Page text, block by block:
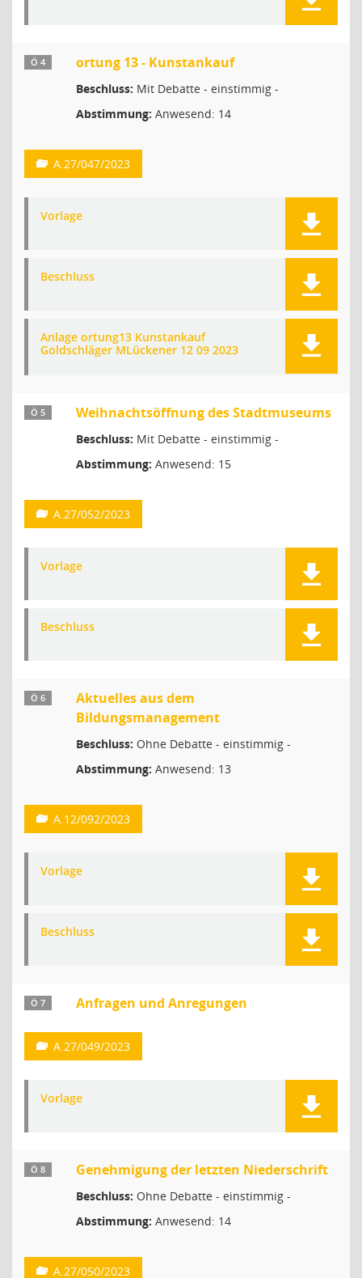
Ö 4 ortung 13 - Kunstankauf
Beschluss: Mit Debatte - einstimmig -
Abstimmung: Anwesend: 14
A.27/047/2023
Vorlage
Beschluss
Anlage ortung13 Kunstankauf
Goldschläger MLückener 12 09 2023
Ö 5 Weihnachtsöffnung des Stadtmuseums
Beschluss: Mit Debatte - einstimmig -
Abstimmung: Anwesend: 15
A.27/052/2023
Vorlage
Beschluss
Ö 6
Aktuelles aus dem
Bildungsmanagement
Beschluss: Ohne Debatte - einstimmig -
Abstimmung: Anwesend: 13
A.12/092/2023
Vorlage
Beschluss
Ö 7 Anfragen und Anregungen
A.27/049/2023
Vorlage
Ö 8 Genehmigung der letzten Niederschrift
Beschluss: Ohne Debatte - einstimmig -
Abstimmung: Anwesend: 14
A.27/050/2023